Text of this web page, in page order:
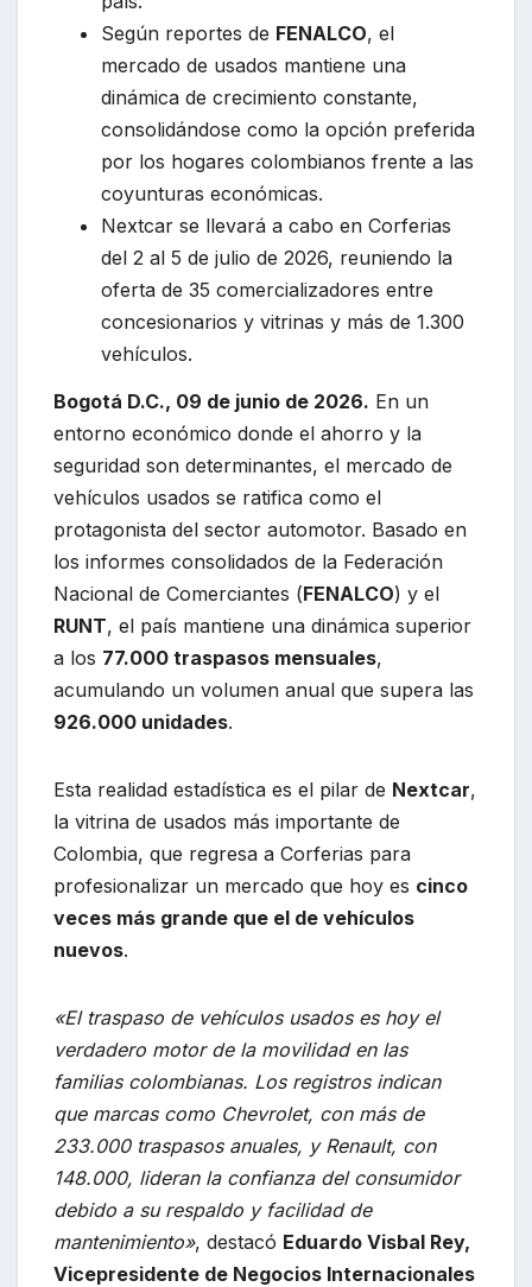
Según reportes de FENALCO, el
mercado de usados mantiene una
dinámica de crecimiento constante,
consolidándose como la opción preferida
por los hogares colombianos frente a las
coyunturas económicas.
Nextcar se llevará a cabo en Corferias
del 2 al 5 de julio de 2026, reuniendo la
oferta de 35 comercializadores entre
concesionarios y vitrinas y más de 1.300
vehículos.
Bogotá D.C., 09 de junio de 2026. En un
entorno económico donde el ahorro y la
seguridad son determinantes, el mercado de
vehículos usados se ratifica como el
protagonista del sector automotor. Basado en
los informes consolidados de la Federación
Nacional de Comerciantes (FENALCO) y el
RUNT, el país mantiene una dinámica superior
a los 77.000 traspasos mensuales,
acumulando un volumen anual que supera las
926.000 unidades.
Esta realidad estadística es el pilar de Nextcar,
la vitrina de usados más importante de
Colombia, que regresa a Corferias para
profesionalizar un mercado que hoy es cinco
veces más grande que el de vehículos
nuevos.
«El traspaso de vehículos usados es hoy el
verdadero motor de la movilidad en las
familias colombianas. Los registros indican
que marcas como Chevrolet, con más de
233.000 traspasos anuales, y Renault, con
148.000, lideran la confianza del consumidor
debido a su respaldo y facilidad de
mantenimiento», destacó Eduardo Visbal Rey,
Vicepresidente de Negocios Internacionales